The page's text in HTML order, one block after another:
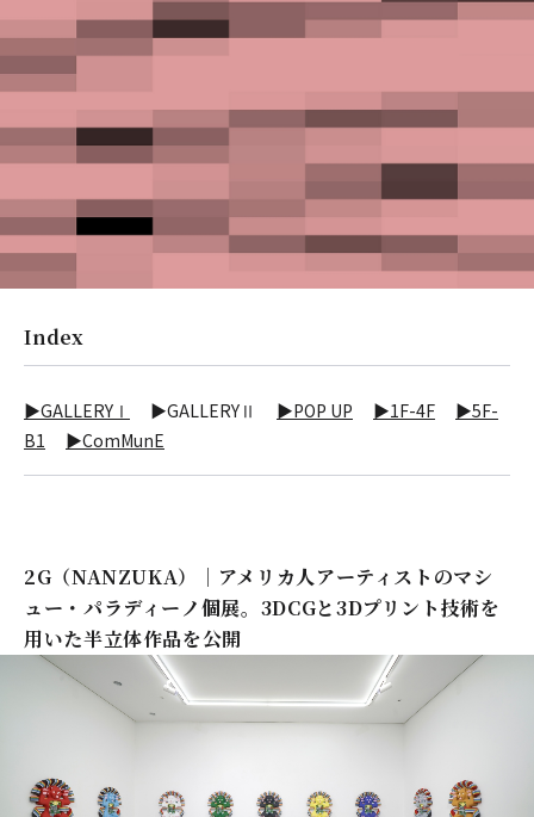
Index
▶GALLERYⅠ ▶GALLERYⅡ ▶POP UP ▶1F-4F
▶5F-
B1
▶ComMunE
2G（NANZUKA）｜アメリカ人アーティストのマシ
ュー・パラディーノ個展。3DCGと3Dプリント技術を
用いた半立体作品を公開